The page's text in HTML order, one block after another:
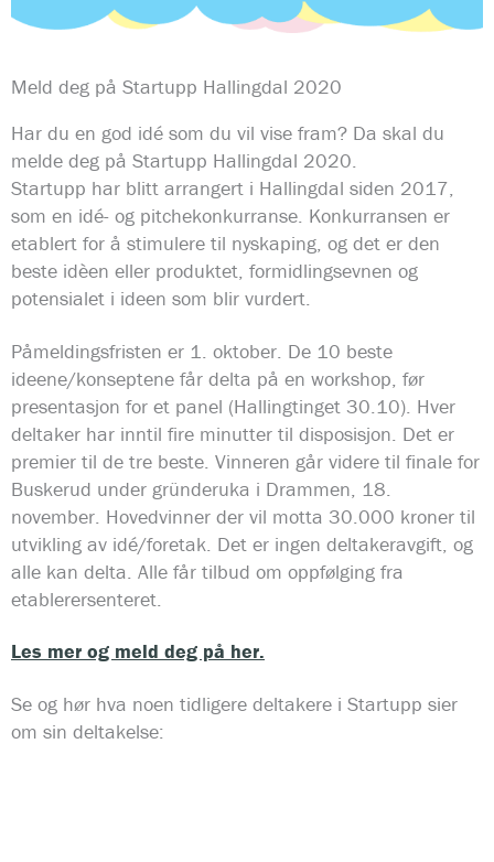
Meld deg på Startupp Hallingdal 2020
Har du en god idé som du vil vise fram? Da skal du
melde deg på Startupp Hallingdal 2020.
Startupp har blitt arrangert i Hallingdal siden 2017,
som en idé- og pitchekonkurranse. Konkurransen er
etablert for å stimulere til nyskaping, og det er den
beste idèen eller produktet, formidlingsevnen og
potensialet i ideen som blir vurdert.
Påmeldingsfristen er 1. oktober. De 10 beste
ideene/konseptene får delta på en workshop, før
presentasjon for et panel (Hallingtinget 30.10). Hver
deltaker har inntil fire minutter til disposisjon. Det er
premier til de tre beste. Vinneren går videre til finale for
Buskerud under gründeruka i Drammen, 18.
november. Hovedvinner der vil motta 30.000 kroner til
utvikling av idé/foretak. Det er ingen deltakeravgift, og
alle kan delta. Alle får tilbud om oppfølging fra
etablerersenteret.
Les mer og meld deg på her.
Se og hør hva noen tidligere deltakere i Startupp sier
om sin deltakelse: